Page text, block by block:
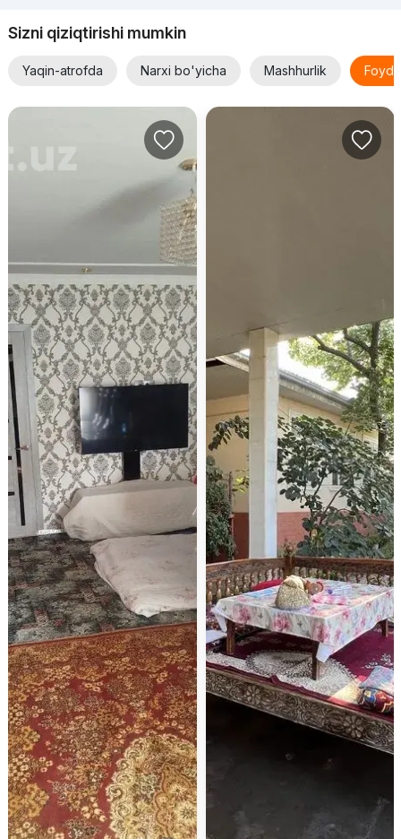
Sizni qiziqtirishi mumkin
Yaqin-atrofda Narxi bo'yicha Mashhurlik